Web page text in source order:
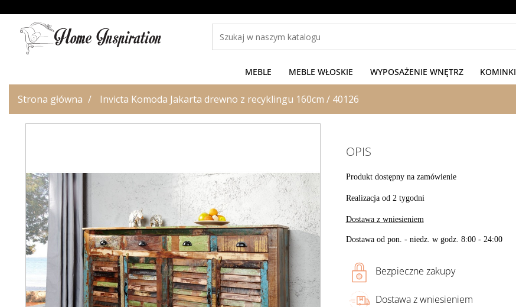
MEBLE MEBLE WŁOSKIE WYPOSAŻENIE WNĘTRZ KOMINKI
Strona główna Invicta Komoda Jakarta drewno z recyklingu 160cm / 40126
OPIS
Produkt dostępny na zamówienie
Realizacja od 2 tygodni
Dostawa z wniesieniem
Dostawa od pon. - niedz. w godz. 8:00 - 24:00
Bezpieczne zakupy
Dostawa z wniesieniem